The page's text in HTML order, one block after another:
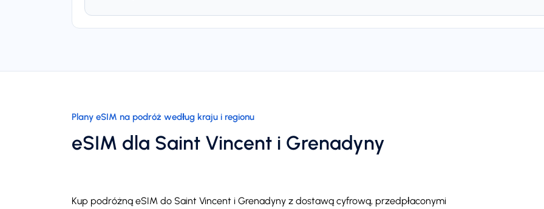
Plany eSIM na podróż według kraju i regionu
eSIM dla Saint Vincent i Grenadyny
Kup podróżną eSIM do Saint Vincent i Grenadyny z dostawą cyfrową, przedpłaconymi